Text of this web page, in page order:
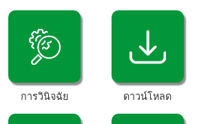
การวินิจฉัย ดาวน์โหลด